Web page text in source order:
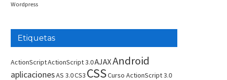
Wordpress
Etiquetas
ActionScriptActionScript 3.0AJAXAndroid
aplicacionesAS 3.0CS3 CSSCurso ActionScript 3.0